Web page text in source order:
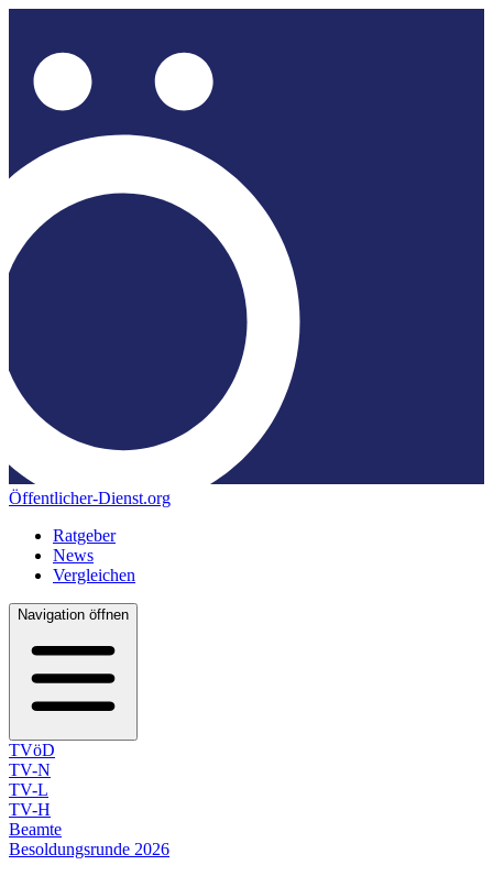
Öffentlicher-Dienst.org
Ratgeber
News
Vergleichen
Navigation öffnen
TVöD
TV-N
TV-L
TV-H
Beamte
Besoldungsrunde 2026